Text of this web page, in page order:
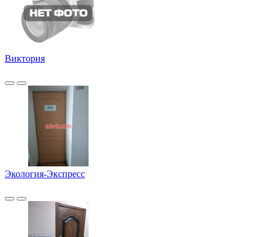
Виктория
Экология-Экспресс